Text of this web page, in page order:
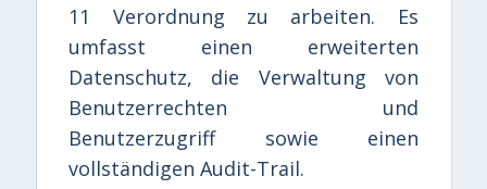
11 Verordnung zu arbeiten. Es
umfasst einen erweiterten
Datenschutz, die Verwaltung von
Benutzerrechten und
Benutzerzugriff sowie einen
vollständigen Audit-Trail.